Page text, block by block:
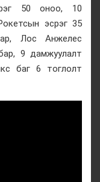
50 оноо, 10
эсрэг 35
Лос Анжелес
9 дамжуулалт
баг 6 тоглолт